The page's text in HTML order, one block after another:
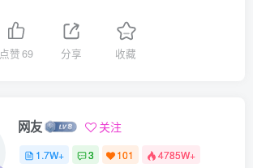
点赞69 分享 收藏
网友 关注
1.7W+ 3 101 4785W+